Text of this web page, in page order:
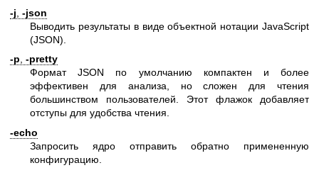
-j -json
Выводить результаты в виде объектной нотации JavaScript
(JSON).
-p -pretty
Формат JSON по умолчанию компактен и более
эффективен для анализа, но сложен для чтения
большинством пользователей. Этот флажок добавляет
отступы для удобства чтения.
-echo
Запросить ядро отправить обратно примененную
конфигурацию.